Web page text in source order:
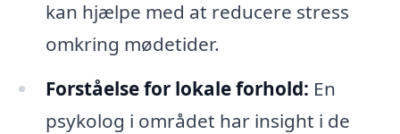
kan hjælpe med at reducere stress
omkring mødetider.
Forståelse for lokale forhold: En
psykolog i området har insight i de